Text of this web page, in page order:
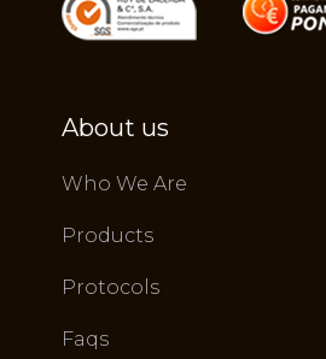
About us
Who We Are
Products
Protocols
Faqs